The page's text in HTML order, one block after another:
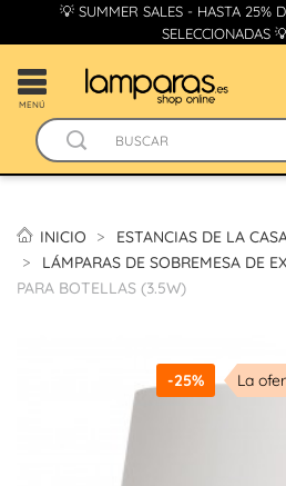
💡 SUMMER SALES - HASTA 25%
SELECCIONADAS
MENÚ
INICIO ESTANCIAS DE LA
LÁMPARAS DE SOBREMESA DE
PARA BOTELLAS (3.5W)
-25% La